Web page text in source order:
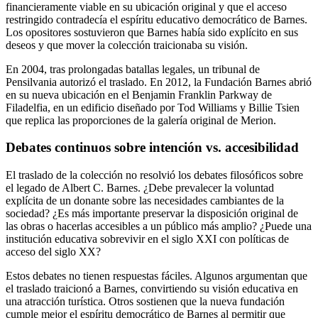
financieramente viable en su ubicación original y que el acceso
restringido contradecía el espíritu educativo democrático de Barnes.
Los opositores sostuvieron que Barnes había sido explícito en sus
deseos y que mover la colección traicionaba su visión.
En 2004, tras prolongadas batallas legales, un tribunal de
Pensilvania autorizó el traslado. En 2012, la Fundación Barnes abrió
en su nueva ubicación en el Benjamin Franklin Parkway de
Filadelfia, en un edificio diseñado por Tod Williams y Billie Tsien
que replica las proporciones de la galería original de Merion.
Debates continuos sobre intención vs. accesibilidad
El traslado de la colección no resolvió los debates filosóficos sobre
el legado de Albert C. Barnes. ¿Debe prevalecer la voluntad
explícita de un donante sobre las necesidades cambiantes de la
sociedad? ¿Es más importante preservar la disposición original de
las obras o hacerlas accesibles a un público más amplio? ¿Puede una
institución educativa sobrevivir en el siglo XXI con políticas de
acceso del siglo XX?
Estos debates no tienen respuestas fáciles. Algunos argumentan que
el traslado traicionó a Barnes, convirtiendo su visión educativa en
una atracción turística. Otros sostienen que la nueva fundación
cumple mejor el espíritu democrático de Barnes al permitir que